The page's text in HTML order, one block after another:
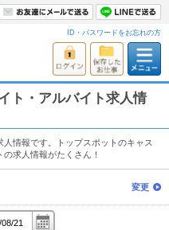
ID・パスワードをお忘れの方
ト・アルバイト求人情
情報です。トップスポットのキャス
求人情報がたくさん！
変更